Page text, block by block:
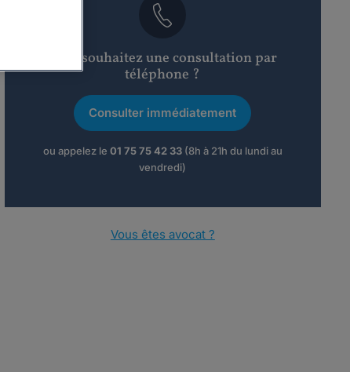
Vous souhaitez une consultation par
téléphone ?
Consulter immédiatement
ou appelez le 01 75 75 42 33(8h à 21h du lundi au
vendredi)
Vous êtes avocat ?